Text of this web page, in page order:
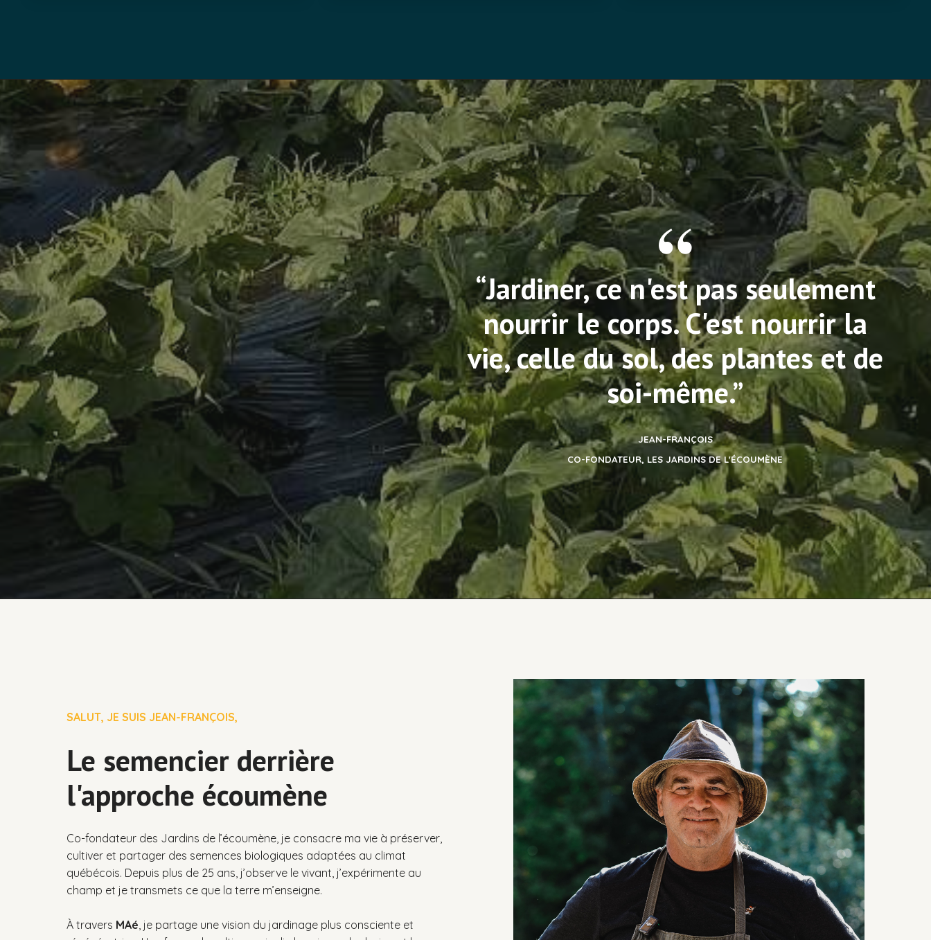
“Jardiner, ce n'est pas seulement
nourrir le corps. C'est nourrir la
vie, celle du sol, des plantes et de
soi-même.”
JEAN-FRANÇOIS
CO-FONDATEUR, LES JARDINS DE L'ÉCOUMÈNE
SALUT, JE SUIS JEAN-FRANÇOIS,
Le semencier derrière
l'approche écoumène
Co-fondateur des Jardins de l’écoumène, je consacre ma vie à préserver,
cultiver et partager des semences biologiques adaptées au climat
québécois. Depuis plus de 25 ans, j’observe le vivant, j’expérimente au
champ et je transmets ce que la terre m’enseigne.
À travers MAé , je partage une vision du jardinage plus consciente et